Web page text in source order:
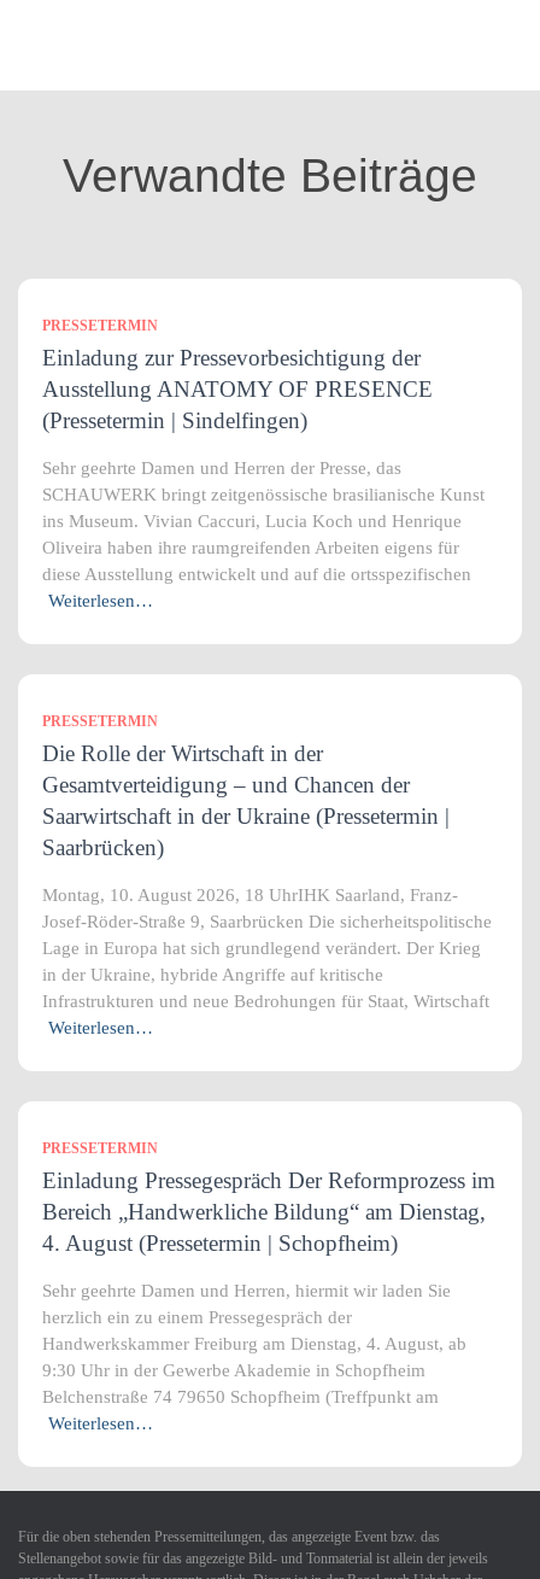
o
Verwandte Beiträge
PRESSETERMIN
Einladung zur Pressevorbesichtigung der
Ausstellung ANATOMY OF PRESENCE
(Pressetermin | Sindelfingen)
Sehr geehrte Damen und Herren der Presse, das
SCHAUWERK bringt zeitgenössische brasilianische Kunst
ins Museum. Vivian Caccuri, Lucia Koch und Henrique
Oliveira haben ihre raumgreifenden Arbeiten eigens für
diese Ausstellung entwickelt und auf die ortsspezifischen
Weiterlesen…
PRESSETERMIN
Die Rolle der Wirtschaft in der
Gesamtverteidigung – und Chancen der
Saarwirtschaft in der Ukraine (Pressetermin |
Saarbrücken)
Montag, 10. August 2026, 18 UhrIHK Saarland, Franz-
Josef-Röder-Straße 9, Saarbrücken Die sicherheitspolitische
Lage in Europa hat sich grundlegend verändert. Der Krieg
in der Ukraine, hybride Angriffe auf kritische
Infrastrukturen und neue Bedrohungen für Staat, Wirtschaft
Weiterlesen…
PRESSETERMIN
Einladung Pressegespräch Der Reformprozess im
Bereich „Handwerkliche Bildung“ am Dienstag,
4. August (Pressetermin | Schopfheim)
Sehr geehrte Damen und Herren, hiermit wir laden Sie
herzlich ein zu einem Pressegespräch der
Handwerkskammer Freiburg am Dienstag, 4. August, ab
9:30 Uhr in der Gewerbe Akademie in Schopfheim
Belchenstraße 74 79650 Schopfheim (Treffpunkt am
Weiterlesen…
Für die oben stehenden Pressemitteilungen, das angezeigte Event bzw. das
Stellenangebot sowie für das angezeigte Bild- und Tonmaterial ist allein der jeweils